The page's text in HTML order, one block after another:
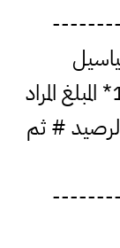
اكتب *222* او اتصل على *123* المبلغ المراد
# ثم